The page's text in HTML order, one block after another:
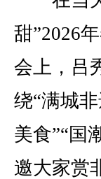
甜”2026
会上，吕
绕“满城
美食”“国
邀大家赏